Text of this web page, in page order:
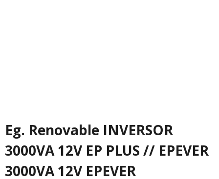
Eg. Renovable INVERSOR
3000VA 12V EP PLUS // EPEVER
3000VA 12V EPEVER